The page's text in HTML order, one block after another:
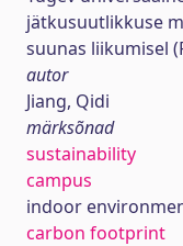
jätkusuutlikkuse
suunas liikumisel
autor
Jiang, Qidi
märksõnad
sustainability
campus
indoor
carbon footprint